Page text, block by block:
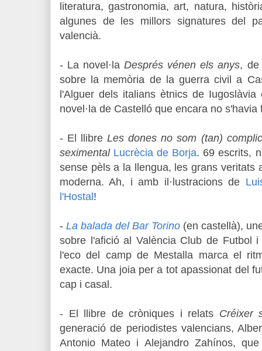
literatura, gastronomia, art, natura,
algunes de les millors signatures del
valencià.
- La novel·laDesprés vénen els anys,
sobre la memòria de la guerra civil a
l'Alguer dels italians ètnics de
novel·la de Castelló que encara no s'havia
- El llibreLes dones no som (tan)
seximental Lucrècia de Borja. 69 escrits,
sense pèls a la llengua, les grans veritats
moderna. Ah, i amb il·lustracions de
l'Hostal !
- La balada del Bar Torino (en castellà),
sobre l'afició al València Club de Futbol
l'eco del camp de Mestalla marca el
exacte. Una joia per a tot apassionat del
cap i casal.
- El llibre de cròniques i relats Créixer
generació de periodistes valencians,
Antonio Mateo i Alejandro Zahínos,